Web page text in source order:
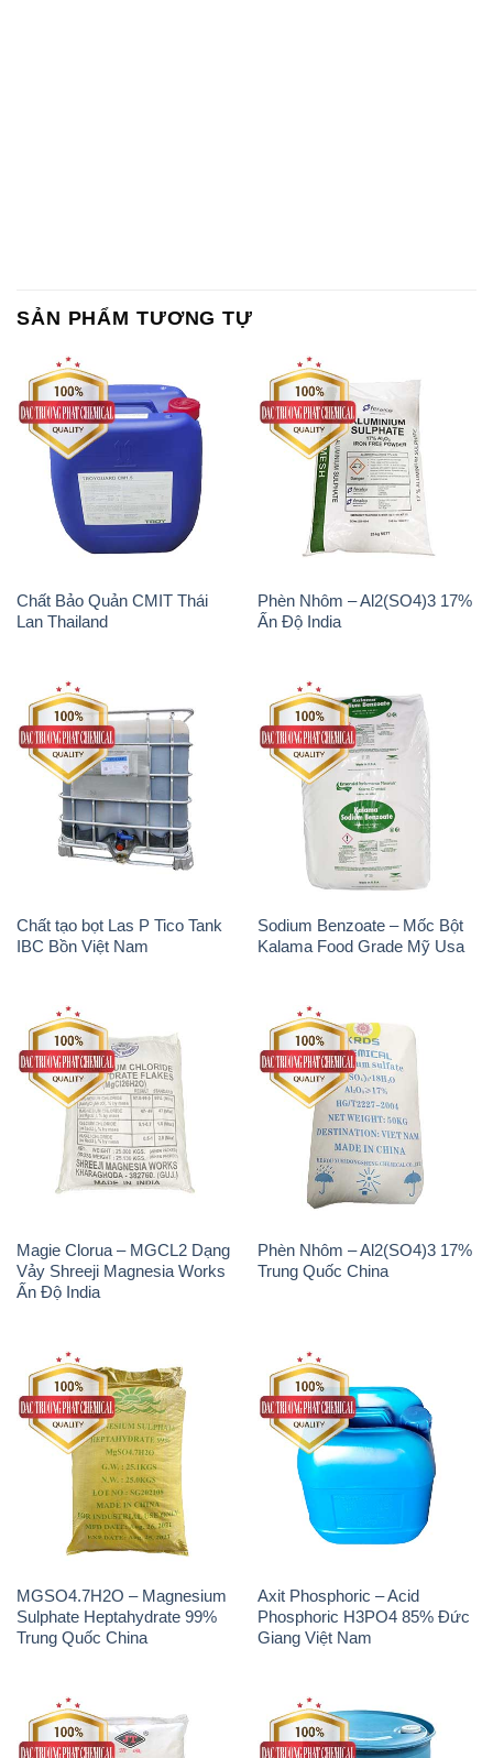
SẢN PHẨM TƯƠNG TỰ
Chất Bảo Quản CMIT Thái
Lan Thailand
Phèn Nhôm – Al2(SO4)3 17%
Ấn Độ India
Chất tạo bọt Las P Tico Tank
IBC Bồn Việt Nam
Sodium Benzoate – Mốc Bột
Kalama Food Grade Mỹ Usa
Magie Clorua – MGCL2 Dạng
Vảy Shreeji Magnesia Works
Ấn Độ India
Phèn Nhôm – Al2(SO4)3 17%
Trung Quốc China
MGSO4.7H2O – Magnesium
Sulphate Heptahydrate 99%
Trung Quốc China
Axit Phosphoric – Acid
Phosphoric H3PO4 85% Đức
Giang Việt Nam